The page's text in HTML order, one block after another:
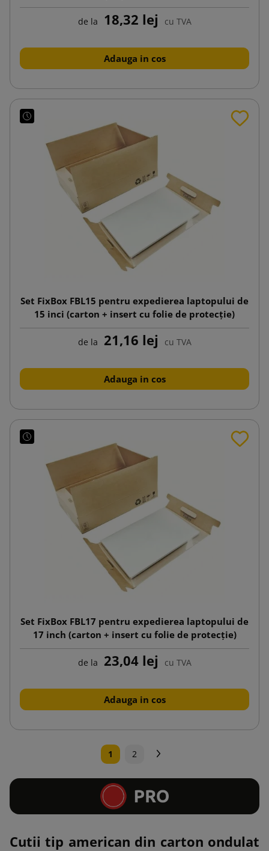
de la 18,32 lej cu TVA
Adauga in cos
Set FixBox FBL15 pentru expedierea laptopului de
15 inci (carton + insert cu folie de protecție)
de la 21,16 lej cu TVA
Adauga in cos
Set FixBox FBL17 pentru expedierea laptopului de
17 inch (carton + insert cu folie de protecție)
de la 23,04 lej cu TVA
Adauga in cos
1 2
Cutii tip american din carton ondulat